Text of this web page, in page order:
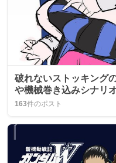
破れないストッキング
や機械巻き込みシナリ
163件のポスト